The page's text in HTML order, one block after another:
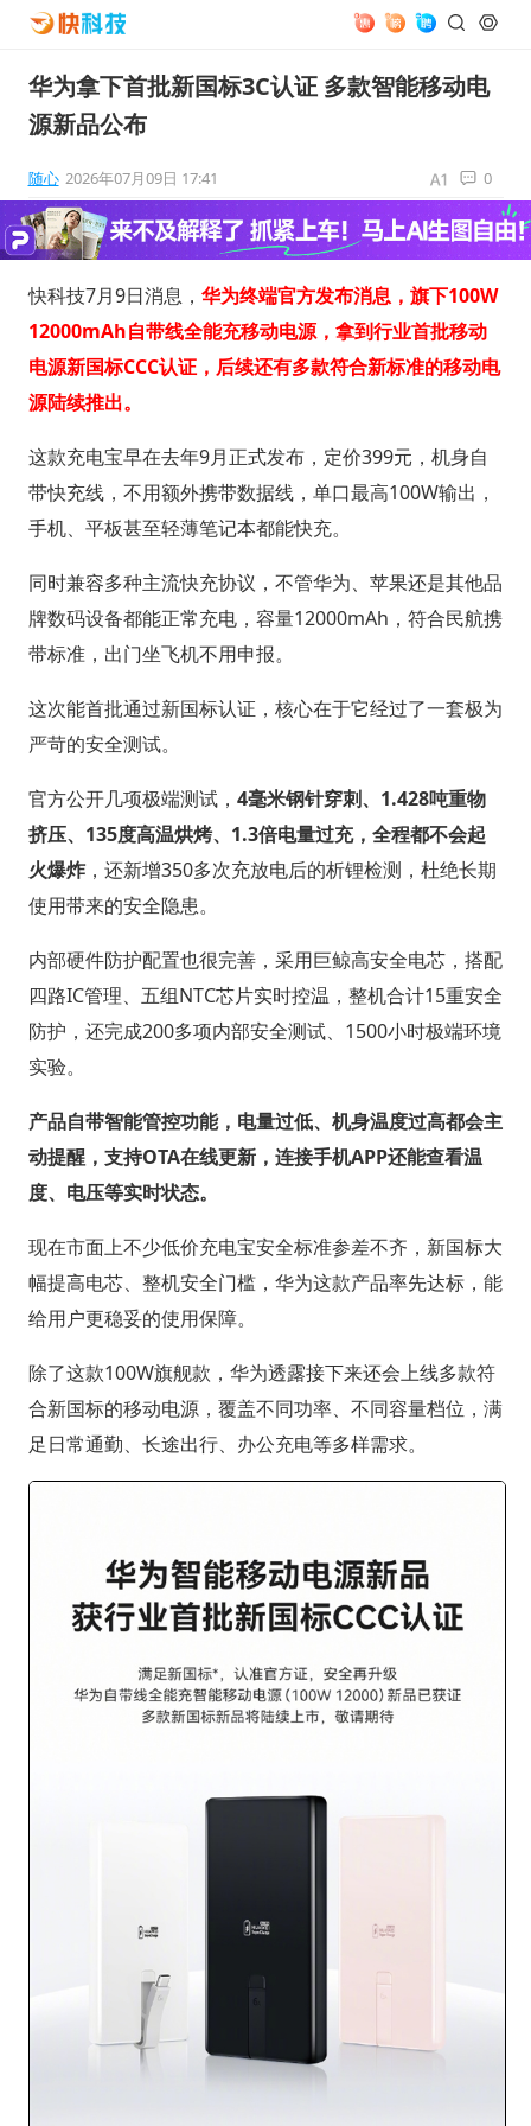
华为拿下首批新国标3C认证 多款智能移动电
源新品公布
随心 2026年07月09日 17:41 0
快科技7月9日消息， 华为终端官方发布消息，旗下100W
12000mAh自带线全能充移动电源，拿到行业首批移动
电源新国标CCC认证，后续还有多款符合新标准的移动电
源陆续推出。
这款充电宝早在去年9月正式发布，定价399元，机身自
带快充线，不用额外携带数据线，单口最高100W输出，
手机、平板甚至轻薄笔记本都能快充。
同时兼容多种主流快充协议，不管华为、苹果还是其他品
牌数码设备都能正常充电，容量12000mAh，符合民航携
带标准，出门坐飞机不用申报。
这次能首批通过新国标认证，核心在于它经过了一套极为
严苛的安全测试。
官方公开几项极端测试， 4毫米钢针穿刺、1.428吨重物
挤压、135度高温烘烤、1.3倍电量过充，全程都不会起
火爆炸，还新增350多次充放电后的析锂检测，杜绝长期
使用带来的安全隐患。
内部硬件防护配置也很完善，采用巨鲸高安全电芯，搭配
四路IC管理、五组NTC芯片实时控温，整机合计15重安全
防护，还完成200多项内部安全测试、1500小时极端环境
实验。
产品自带智能管控功能，电量过低、机身温度过高都会主
动提醒，支持OTA在线更新，连接手机APP还能查看温
度、电压等实时状态。
现在市面上不少低价充电宝安全标准参差不齐，新国标大
幅提高电芯、整机安全门槛，华为这款产品率先达标，能
给用户更稳妥的使用保障。
除了这款100W旗舰款，华为透露接下来还会上线多款符
合新国标的移动电源，覆盖不同功率、不同容量档位，满
足日常通勤、长途出行、办公充电等多样需求。